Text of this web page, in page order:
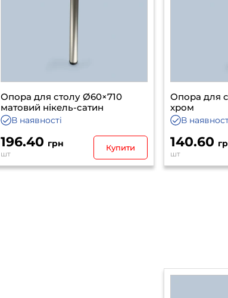
Опора для столу Ø60×710
матовий нікель-сатин
В наявності
196.40 грн
шт
Купити
Опора для
хром
В
140.60
шт